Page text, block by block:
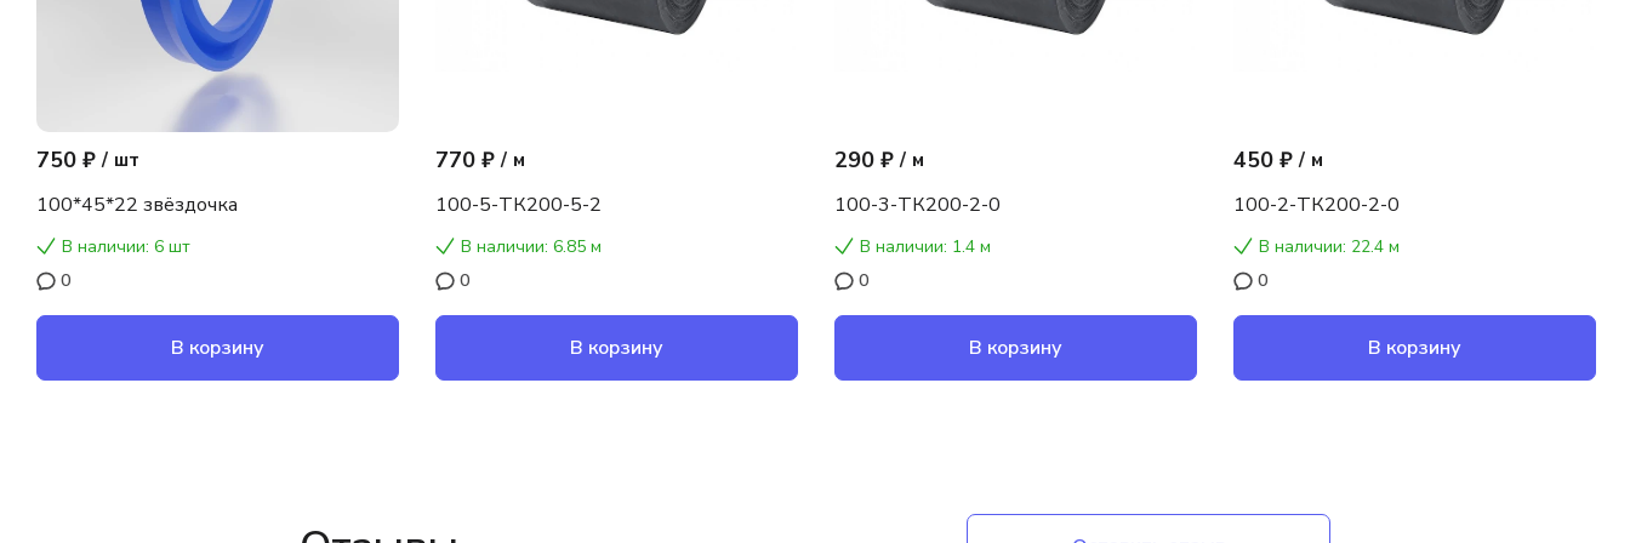
750 ₽ / шт
100*45*22 звёздочка
В наличии: 6 шт
0
В корзину
770 ₽ / м
100-5-ТК200-5-2
В наличии: 6.85 м
0
В корзину
290 ₽ / м
100-3-ТК200-2-0
В наличии: 1.4 м
0
В корзину
450 ₽ / м
100-2-ТК200-2-0
В наличии: 22.4 м
0
В корзину